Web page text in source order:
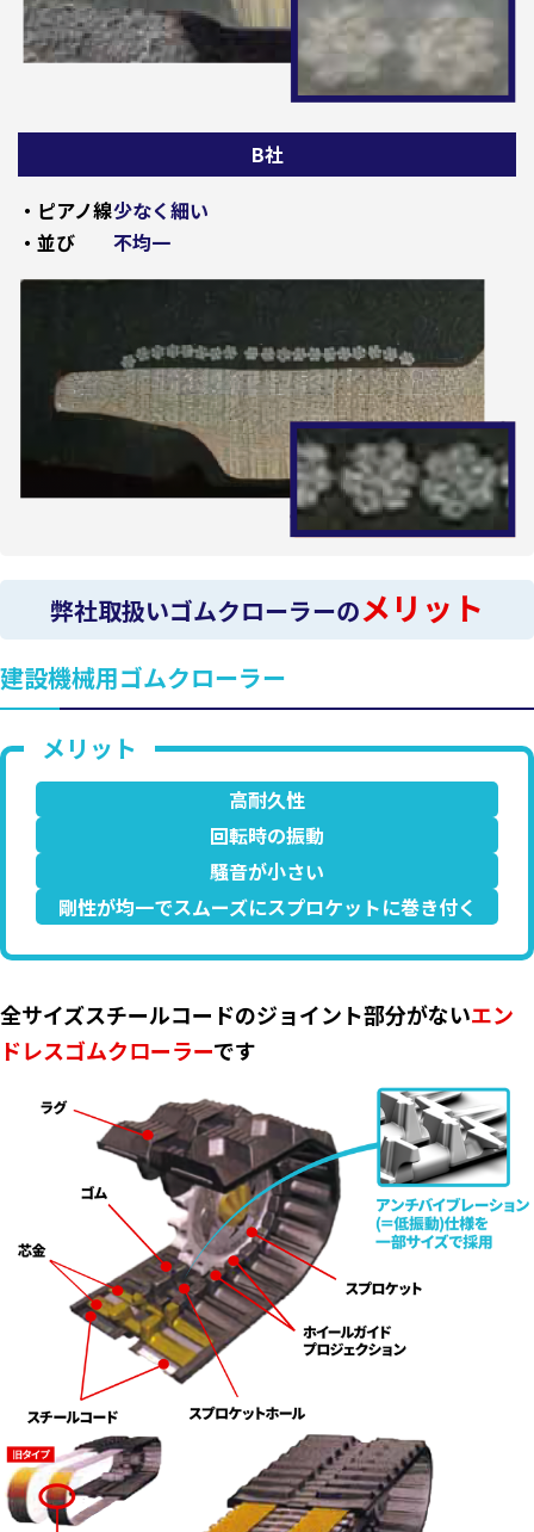
B社
・ピアノ線少なく細い
・並び
不均一
弊社取扱いゴムクローラーのメリット
建設機械用ゴムクローラー
高耐久性
回転時の振動
騒音が小さい
剛性が均一でスムーズにスプロケットに巻き付く
全サイズスチールコードのジョイント部分がないエン
ドレスゴムクローラーです